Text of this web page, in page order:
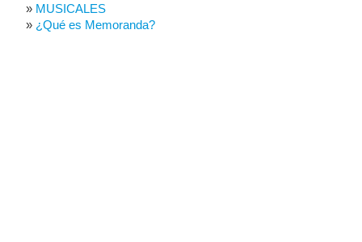
MUSICALES
¿Qué es Memoranda?